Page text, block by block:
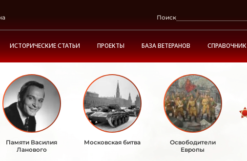
Поиск
ИСТОРИЧЕСКИЕ СТАТЬИ ПРОЕКТЫ БАЗА ВЕТЕРАНОВ СПРАВОЧНИК
Памяти Василия
Ланового
Московская битва
Освободители
Европы